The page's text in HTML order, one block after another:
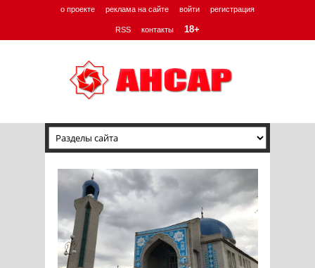
о проекте реклама на сайте войти регистрация
RSS контакты 18+